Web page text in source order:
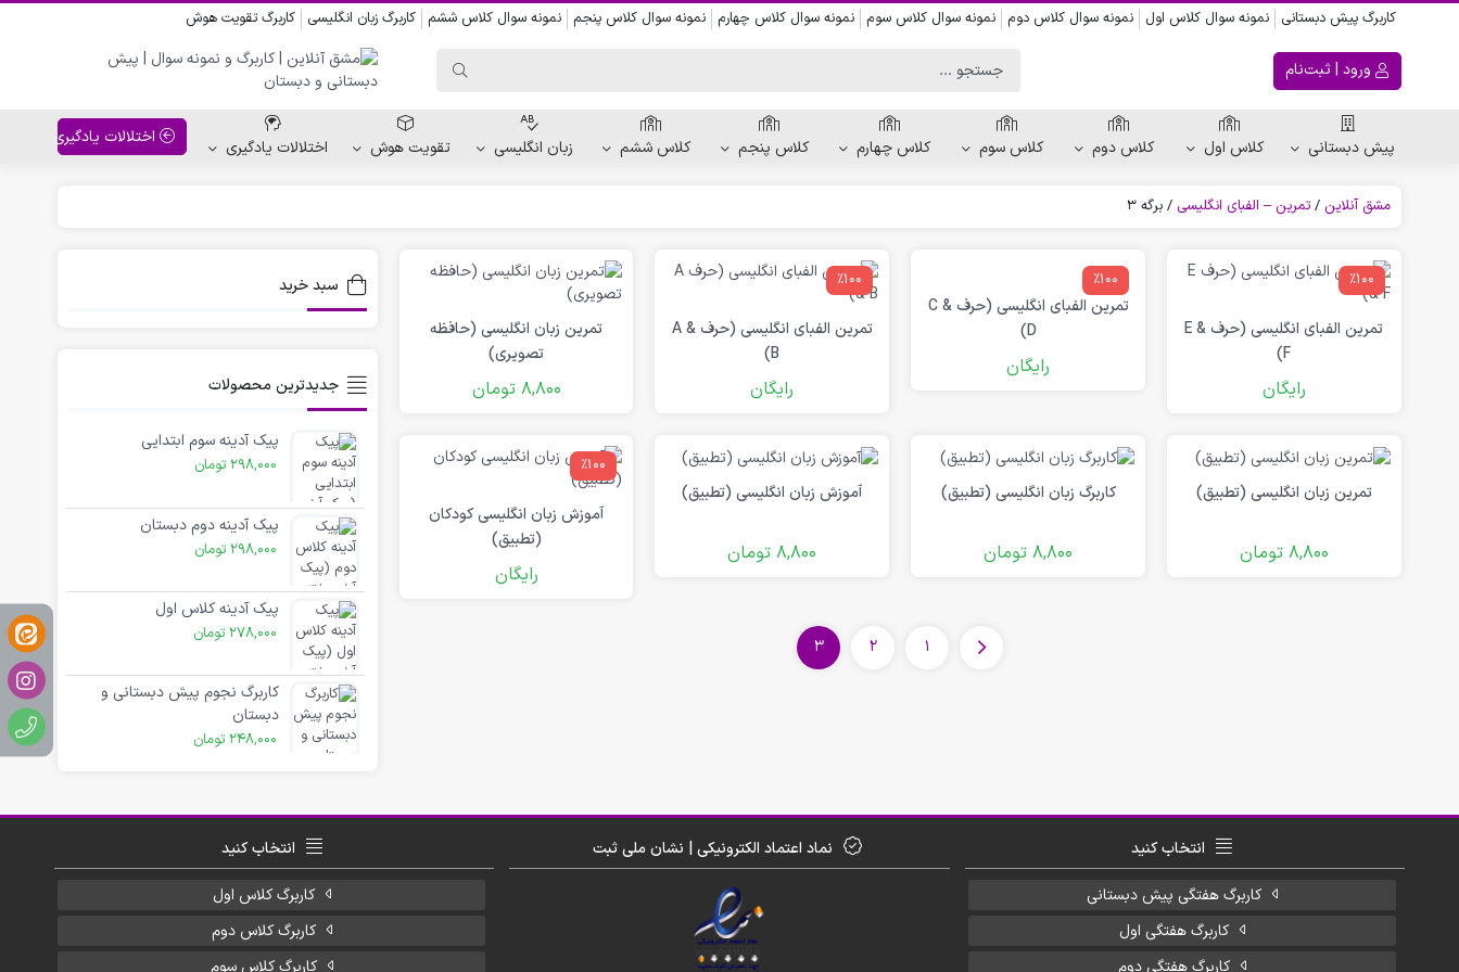
کاربرگ پیش دبستانی نمونه سوال کلاس اول نمونه سوال کلاس دوم نمونه سوال کلاس سوم نمونه سوال کلاس چهارم نمونه سوال کلاس پنجم نمونه سوال کلاس ششم کاربرگ زبان انگلیسی کاربرگ تقویت هوش
ورود | ثبت‌نام
پیش دبستانی
کاربرگ اعداد
کاربرگ تقارن ، قرینه
الگویابی پیش دبستانی
کاربرگ نقاشی و رنگ آمیزی
کاربرگ پیش از نوشتن
کاربرگ نقطه چین حروف الفبا
کاربرگ نقاشی نشانه ها
کاربرگ مناسبت ها
کتاب پیش دبستانی
فلش کارت آموزشی
کلاس اول کلاس دوم کلاس سوم کلاس چهارم کلاس پنجم کلاس ششم زبان انگلیسی تقویت هوش اختلالات یادگیری اختلالات یادگیری
مشق آنلاین /تمرین – الفبای انگلیسی /برگه 3
٪100
تمرین الفبای انگلیسی (حرف E &
F)
رایگان
٪100
تمرین الفبای انگلیسی (حرف C &
D)
رایگان
٪100
تمرین الفبای انگلیسی (حرف A &
B)
رایگان
تمرین زبان انگلیسی (حافظه
تصویری)
8,800 تومان
تمرین زبان انگلیسی (تطبیق)
8,800 تومان
کاربرگ زبان انگلیسی (تطبیق)
8,800 تومان
آموزش زبان انگلیسی (تطبیق)
8,800 تومان
٪100
آموزش زبان انگلیسی کودکان
(تطبیق)
رایگان
1
2
3
سبد خرید
جدیدترین محصولات
پیک آدینه سوم ابتدایی
298,000 تومان
پیک آدینه دوم دبستان
298,000 تومان
پیک آدینه کلاس اول
278,000 تومان
کاربرگ نجوم پیش دبستانی و
دبستان
248,000 تومان
انتخاب کنید
کاربرگ هفتگی پیش دبستانی
کاربرگ هفتگی اول
کاربرگ هفتگی دوم
نماد اعتماد الکترونیکی | نشان ملی ثبت انتخاب کنید
کاربرگ کلاس اول
کاربرگ کلاس دوم
کاربرگ کلاس سوم